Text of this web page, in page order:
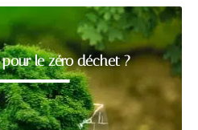
le zéro déchet ?